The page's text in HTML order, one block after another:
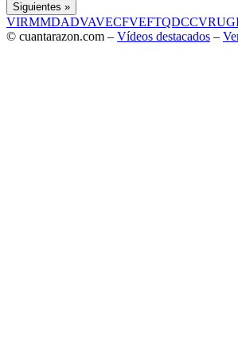
Siguientes »
VIRMMDADVAVECFVEFTQDCCVRU
© cuantarazon.com – Vídeos destacados –